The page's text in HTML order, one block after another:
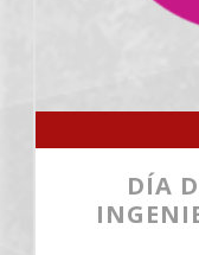
DÍA